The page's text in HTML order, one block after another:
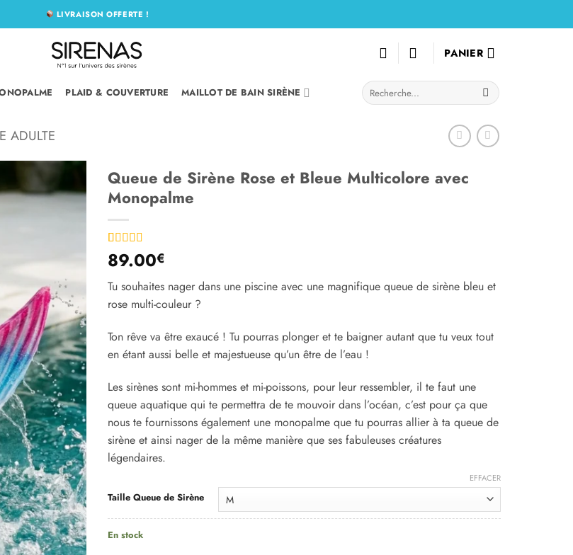
LIVRAISON OFFERTE !
PANIER
PLAID & COUVERTURE MAILLOT DE BAIN SIRÈNE
Recherche
pour :
ADULTE
Queue de Sirène Rose et Bleue Multicolore avec
Monopalme
Noté 4
sur 5 basé
6
notations
client
89.00€
Tu souhaites nager dans une piscine avec une magnifique queue de sirène bleu et
rose multi-couleur ?
Ton rêve va être exaucé ! Tu pourras plonger et te baigner autant que tu veux tout
en étant aussi belle et majestueuse qu’un être de l’eau !
Les sirènes sont mi-hommes et mi-poissons, pour leur ressembler, il te faut une
queue aquatique qui te permettra de te mouvoir dans l’océan, c’est pour ça que
nous te fournissons également une monopalme que tu pourras allier à ta queue de
sirène et ainsi nager de la même manière que ses fabuleuses créatures
légendaires.
Taille Queue de Sirène
EFFACER
En stock